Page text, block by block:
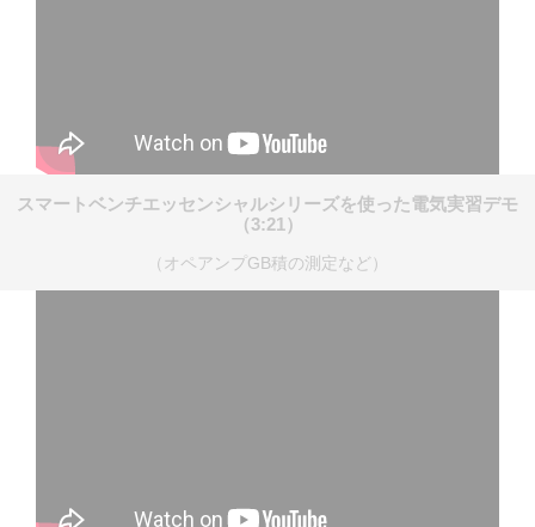
スマートベンチエッセンシャルシリーズを使った電気実習デモ
（3:21）
（オペアンプGB積の測定など）